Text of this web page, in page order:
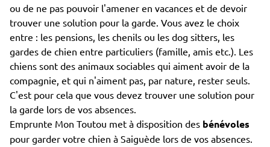
ou de ne pas pouvoir l'amener en vacances et de devoir
trouver une solution pour la garde. Vous avez le choix
entre : les pensions, les chenils ou les dog sitters, les
gardes de chien entre particuliers (famille, amis etc.). Les
chiens sont des animaux sociables qui aiment avoir de la
compagnie, et qui n'aiment pas, par nature, rester seuls.
C'est pour cela que vous devez trouver une solution pour
la garde lors de vos absences.
Emprunte Mon Toutou met à disposition des bénévoles
pour garder votre chien à Saiguède lors de vos absences.